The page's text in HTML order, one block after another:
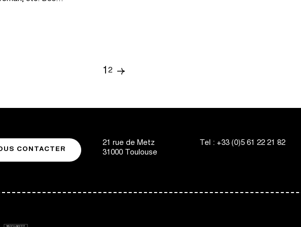
pagination
Page
1
Page
2
Page
CONTACTER
21 rue de Metz
31000 Toulouse
Tel : +33 (0)5 61 22 21 82